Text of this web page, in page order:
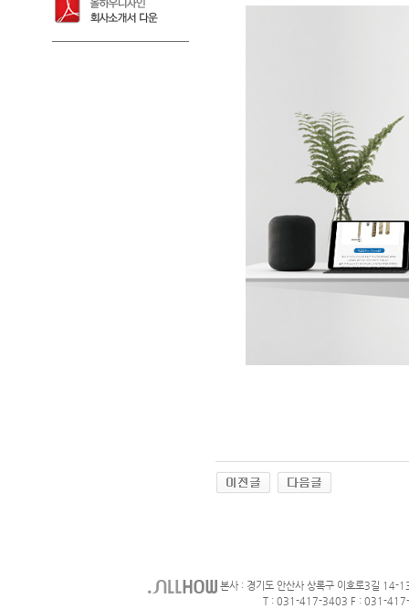
본사 : 경기도 안산사 상록구 이호로3길 14-
T : 031-417-3403 F : 031-